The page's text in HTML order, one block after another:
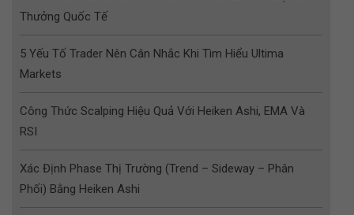
Thưởng Quốc Tế
5 Yếu Tố Trader Nên Cân Nhắc Khi Tìm Hiểu Ultima
Markets
Công Thức Scalping Hiệu Quả Với Heiken Ashi, EMA Và
RSI
Xác Định Phase Thị Trường (Trend – Sideway – Phân
Phối) Bằng Heiken Ashi